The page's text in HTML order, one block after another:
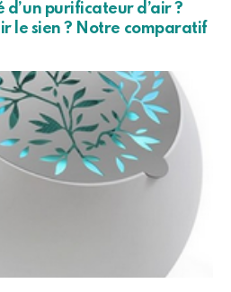
d’un purificateur d’air ?
le sien ? Notre comparatif